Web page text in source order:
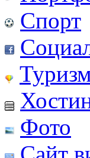
Спорт
Фото